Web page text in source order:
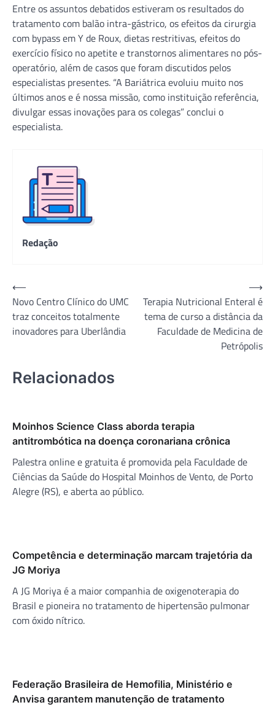
Entre os assuntos debatidos estiveram os resultados do
tratamento com balão intra-gástrico, os efeitos da cirurgia
com bypass em Y de Roux, dietas restritivas, efeitos do
exercício físico no apetite e transtornos alimentares no pós-
operatório, além de casos que foram discutidos pelos
especialistas presentes. “A Bariátrica evoluiu muito nos
últimos anos e é nossa missão, como instituição referência,
divulgar essas inovações para os colegas” conclui o
especialista.
Redação
Navegação
de
Post
⟵
Novo Centro Clínico do UMC
traz conceitos totalmente
inovadores para Uberlândia
Terapia Nutricional Enteral é
tema de curso a distância da
Faculdade de Medicina de
Petrópolis
⟶
Relacionados
Moinhos Science Class aborda terapia
antitrombótica na doença coronariana crônica
Palestra online e gratuita é promovida pela Faculdade de
Ciências da Saúde do Hospital Moinhos de Vento, de Porto
Alegre (RS), e aberta ao público.
Competência e determinação marcam trajetória da
JG Moriya
A JG Moriya é a maior companhia de oxigenoterapia do
Brasil e pioneira no tratamento de hipertensão pulmonar
com óxido nítrico.
Federação Brasileira de Hemofilia, Ministério e
Anvisa garantem manutenção de tratamento